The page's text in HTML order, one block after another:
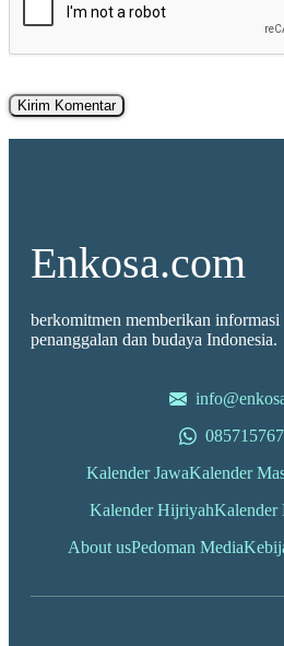
Enkosa.com
berkomitmen memberikan informasi
penanggalan dan budaya Indonesia.
Kalender JawaKalender
Kalender HijriyahKalender
About usPedoman Media